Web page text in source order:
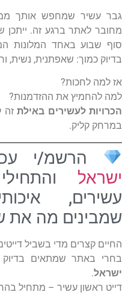
גבר עשיר שמחפש אותך
מחובר לאתר ברגע זה. ייתכן
סוף שבוע באחד המלונות
בדיוק כמוך: שאפתנית, נשית,
אז למה לחכות?
למה להחמיץ את ההזדמנות?
הכרויות לעשירים באילתזה
במרחק קליק.
הרשמ/י
ישראל
עשירים,
שמבינים מה את
החיים קצרים מדי בשביל
בחרי באתר שמתאים
ישראל.
דייט ראשון עשיר – מתחיל